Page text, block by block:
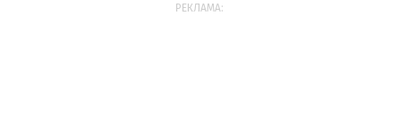
РЕКЛАМА: